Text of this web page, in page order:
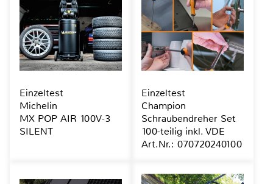
Einzeltest
Michelin
MX POP AIR 100V-3
SILENT
Einzeltest
Champion
Schraubendreher Set
100-teilig inkl. VDE
Art.Nr.: 070720240100